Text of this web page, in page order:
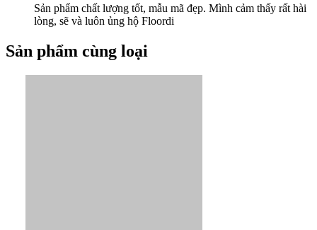
Sản phẩm chất lượng tốt, mẫu mã đẹp. Mình cảm thấy rất hài
lòng, sẽ và luôn ủng hộ Floordi
Sản phẩm cùng loại